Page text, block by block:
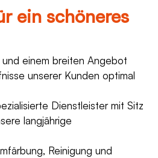
ein schöneres
einem breiten Angebot
unserer Kunden optimal
Dienstleister mit Sitz
langjährige
Reinigung und